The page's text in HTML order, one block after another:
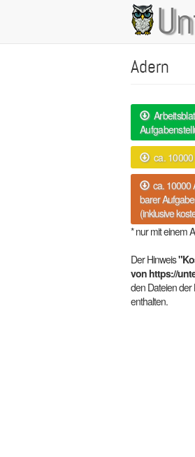
Main
navigation
Adern
ca. 10000
ca. 10000
barer
(inklusive
* nur mit einem
Der Hinweis
von https://
den Dateien der
enthalten.